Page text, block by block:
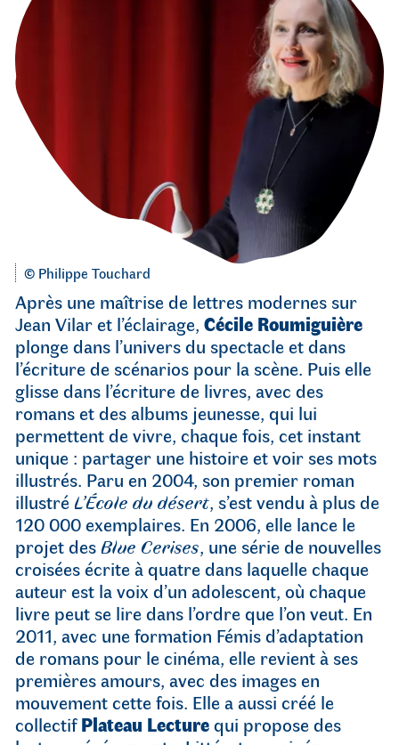
Portrait
Cecile
Roumiguiere,
© Philippe Touchard
Après une maîtrise de lettres modernes sur
Jean Vilar et l’éclairage, Cécile Roumiguière
plonge dans l’univers du spectacle et dans
l’écriture de scénarios pour la scène. Puis elle
glisse dans l’écriture de livres, avec des
romans et des albums jeunesse, qui lui
permettent de vivre, chaque fois, cet instant
unique : partager une histoire et voir ses mots
illustrés. Paru en 2004, son premier roman
illustré L’École du désert, s’est vendu à plus de
120 000 exemplaires. En 2006, elle lance le
projet des Blue Cerises, une série de nouvelles
croisées écrite à quatre dans laquelle chaque
auteur est la voix d’un adolescent, où chaque
livre peut se lire dans l’ordre que l’on veut. En
2011, avec une formation Fémis d’adaptation
de romans pour le cinéma, elle revient à ses
premières amours, avec des images en
mouvement cette fois. Elle a aussi créé le
collectifPlateau Lecturequi propose des